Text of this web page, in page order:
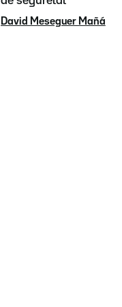
David Meseguer Mañá